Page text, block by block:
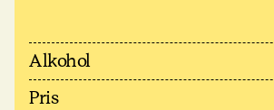
Alkohol
Pris